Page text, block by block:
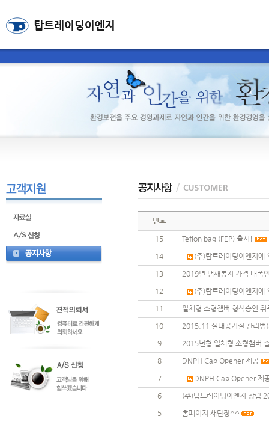
번호
15 Teflon bag (FEP) 출시!
14 (주)탑트레이딩이엔지에
13 2019년 냄새봉지 가격 대폭
12 (주)탑트레이딩이엔지에
11 일체형 소형챔버 형식승인 취
10 2015.11 실내공기질 관리법
9 2015년형 일체형 소형챔버
8 DNPH Cap Opener 제공
7 DNPH Cap Opener 제
6 (주)탑트레이딩이엔지 창립
5 홈페이지 새단장^^